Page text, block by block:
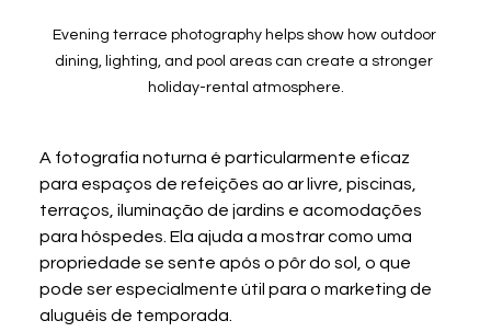
Evening terrace photography helps show how outdoor
dining, lighting, and pool areas can create a stronger
holiday-rental atmosphere.
A fotografia noturna é particularmente eficaz
para espaços de refeições ao ar livre, piscinas,
terraços, iluminação de jardins e acomodações
para hóspedes. Ela ajuda a mostrar como uma
propriedade se sente após o pôr do sol, o que
pode ser especialmente útil para o marketing de
aluguéis de temporada.